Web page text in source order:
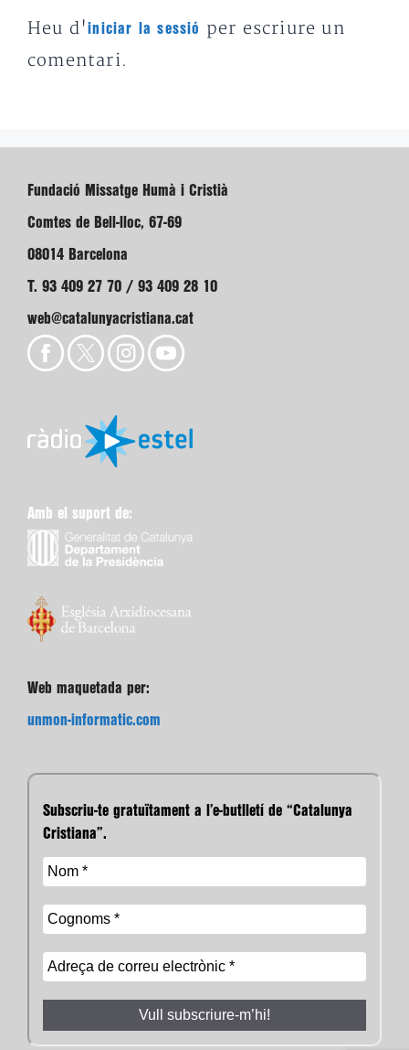
Heu d'iniciar la sessió
per escriure un
comentari.
Fundació Missatge Humà i Cristià
Comtes de Bell-lloc, 67-69
08014 Barcelona
T. 93 409 27 70 / 93 409 28 10
web@catalunyacristiana.cat
Amb el suport de:
Web maquetada per:
unmon-informatic.com
Subscriu-te gratuïtament a l’e-butlletí de “Catalunya
Cristiana”.